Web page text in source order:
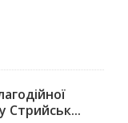
Стрийськ...